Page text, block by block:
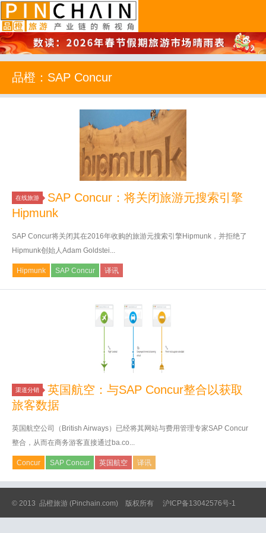
品橙旅游
品橙：SAP Concur
在线旅游
SAP Concur：将关闭旅游元搜索引擎
Hipmunk
SAP Concur将关闭其在2016年收购的旅游元搜索引擎Hipmunk，并拒绝了
Hipmunk创始人Adam Goldstei...
Hipmunk SAP Concur 译讯
渠道分销
英国航空：与SAP Concur整合以获取
旅客数据
英国航空公司（British Airways）已经将其网站与费用管理专家SAP Concur
整合，从而在商务游客直接通过ba.co...
Concur SAP Concur 英国航空 译讯
© 2013 品橙旅游 (Pinchain.com) 版权所有 沪ICP备13042576号-1